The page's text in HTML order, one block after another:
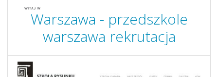
Warszawa - przedszkole
warszawa rekrutacja